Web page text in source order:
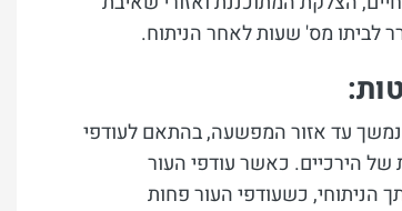
לביתו מס' שעות לאחר הניתוח.
עד אזור המפשעה, בהתאם לעודפי
הירכיים. כאשר עודפי העור
כשעודפי העור פחות